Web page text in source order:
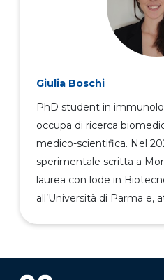
Giulia Boschi
PhD student in
occupa di ricerca
medico-scientifica. Nel
sperimentale scritta a
laurea con lode in
all’Università di Parma e,